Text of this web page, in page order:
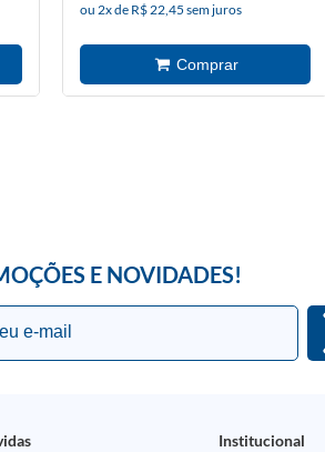
ou 2x de R$ 22,45 sem juros
E NOVIDADES!
Institucional